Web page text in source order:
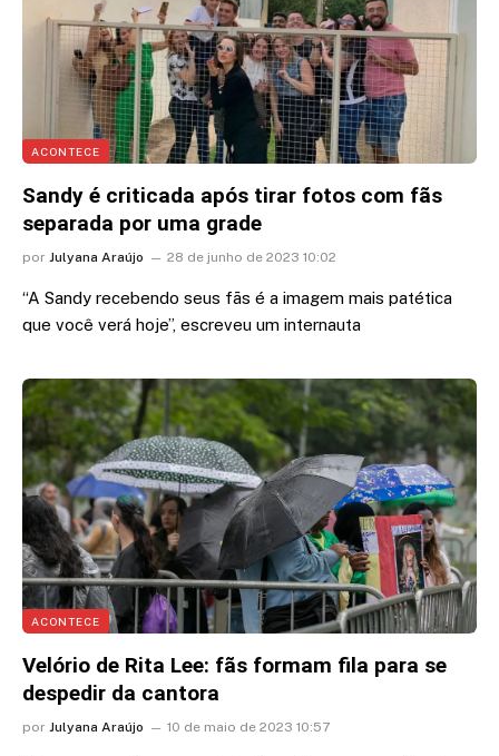
ACONTECE
Sandy é criticada após tirar fotos com fãs
separada por uma grade
por Julyana Araújo 28 de junho de 2023 10:02
“A Sandy recebendo seus fãs é a imagem mais patética
que você verá hoje”, escreveu um internauta
ACONTECE
Velório de Rita Lee: fãs formam fila para se
despedir da cantora
por Julyana Araújo 10 de maio de 2023 10:57